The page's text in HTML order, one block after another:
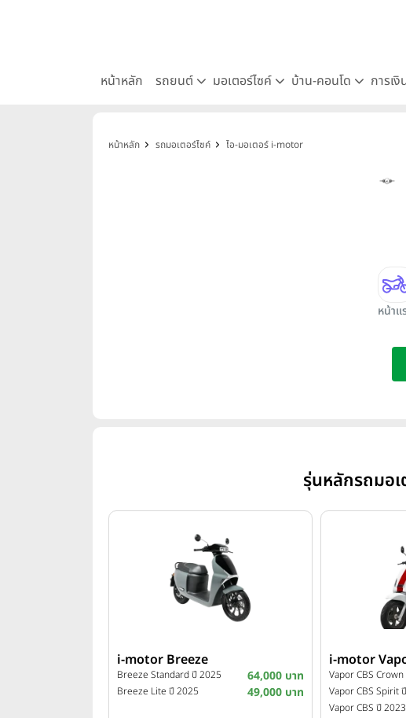
หน้าหลัก รถยนต์ มอเตอร์ไซค์ บ้าน-คอนโด การเ
หน้าหลัก รถมอเตอร์ไซค์ ไอ-มอเตอร์ i-motor
หน้าแ
รุ่นหลักรถมอเ
i-motor Breeze
Breeze Standard ปี 2025 64,000 บาท
Breeze Lite ปี 2025 49,000 บาท
i-motor
Vapor CBS
Vapor CBS Spirit
Vapor CBS ปี 2023